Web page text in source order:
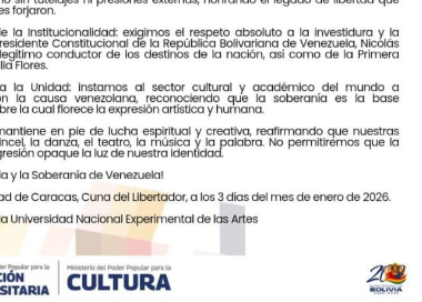
Armando Reverón
visto con cuatro
Últimas Noticias